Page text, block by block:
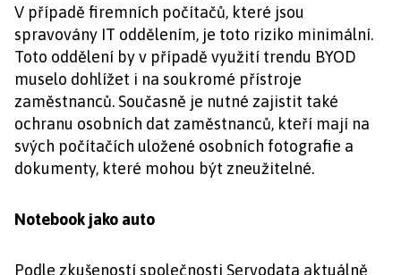
V případě firemních počítačů, které jsou
spravovány IT oddělením, je toto riziko minimální.
Toto oddělení by v případě využití trendu BYOD
muselo dohlížet i na soukromé přístroje
zaměstnanců. Současně je nutné zajistit také
ochranu osobních dat zaměstnanců, kteří mají na
svých počítačích uložené osobních fotografie a
dokumenty, které mohou být zneužitelné.
Notebook jako auto
Podle zkušeností společnosti Servodata aktuálně